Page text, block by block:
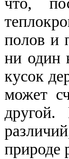
полов и
ни один
кусок
может
природе